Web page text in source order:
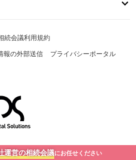
運営の相続会議にお任せください
続会議利用規約
報の外部送信 プライバシーポータル
Company. All Rights Reserved.